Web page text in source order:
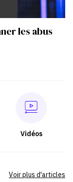
les abus
Vidéos
Voir plus d'articles